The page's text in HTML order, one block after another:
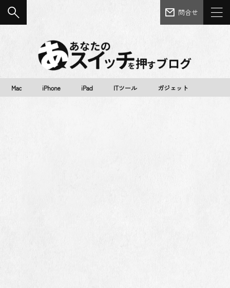
問合せ
Mac iPhone iPad ITツール ガジェット